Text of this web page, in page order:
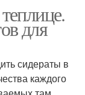
для
сидераты в
каждого